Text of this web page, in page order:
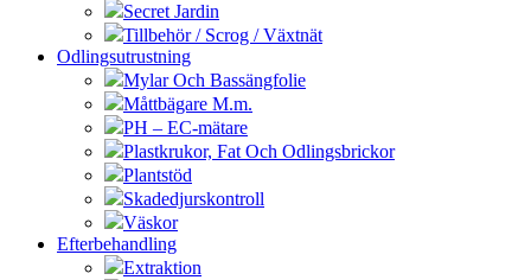
Secret Jardin
Tillbehör / Scrog / Växtnät
Odlingsutrustning
Mylar Och Bassängfolie
Måttbägare M.m.
PH – EC-mätare
Plastkrukor, Fat Och Odlingsbrickor
Plantstöd
Skadedjurskontroll
Väskor
Efterbehandling
Extraktion